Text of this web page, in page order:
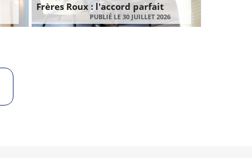
Frères Roux : l'accord parfait
PUBLIÉ LE 30 JUILLET 2026